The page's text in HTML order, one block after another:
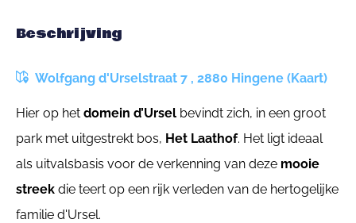
Beschrijving
Wolfgang d'Urselstraat 7 , 2880 Hingene (Kaart)
Hier op het domein d’Ursel bevindt zich, in een groot
park met uitgestrekt bos, Het Laathof. Het ligt ideaal
als uitvalsbasis voor de verkenning van deze mooie
streek die teert op een rijk verleden van de hertogelijke
familie d'Ursel.